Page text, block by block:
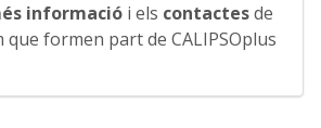
informació i els contactesde
que formen part de CALIPSOplus